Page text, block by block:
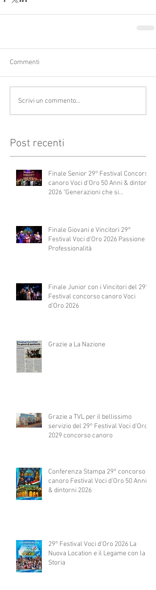
Commenti
Scrivi un commento...
Post recenti
Finale Senior 29° Festival Concorso
canoro Voci d'Oro 50 Anni & dintorni
2026 "Generazioni che si
Finale Giovani e Vincitori 29°
Festival Voci d'Oro 2026 Passione e
Professionalità
Finale Junior con i Vincitori del 29°
Festival concorso canoro Voci
d'Oro 2026
Grazie a La Nazione
Grazie a TVL per il bellissimo
servizio del 29° Festival Voci d'Oro
2029 concorso canoro
Conferenza Stampa 29° concorso
canoro Festival Voci d'Oro 50 Anni
& dintorni 2026
29° Festival Voci d'Oro 2026 La
Nuova Location e il Legame con la
Storia